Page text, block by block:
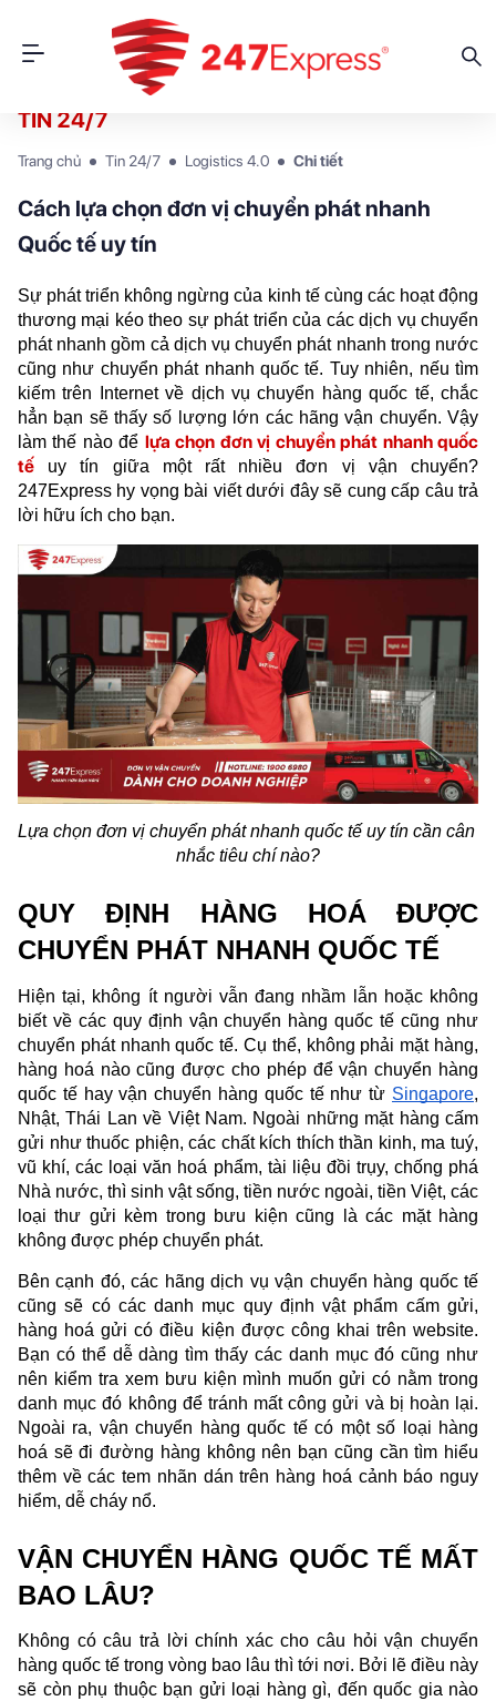
TIN 24/7
Trang chủ Tin 24/7 Logistics 4.0 Chi tiết
Cách lựa chọn đơn vị chuyển phát nhanh
Quốc tế uy tín
Sự phát triển không ngừng của kinh tế cùng các hoạt động
thương mại kéo theo sự phát triển của các dịch vụ chuyển
phát nhanh gồm cả dịch vụ chuyển phát nhanh trong nước
cũng như chuyển phát nhanh quốc tế. Tuy nhiên, nếu tìm
kiếm trên Internet về dịch vụ chuyển hàng quốc tế, chắc
hẳn bạn sẽ thấy số lượng lớn các hãng vận chuyển. Vậy
làm thế nào để lựa chọn đơn vị chuyển phát nhanh quốc
tế uy tín giữa một rất nhiều đơn vị vận chuyển?
247Express hy vọng bài viết dưới đây sẽ cung cấp câu trả
lời hữu ích cho bạn.
Lựa chọn đơn vị chuyển phát nhanh quốc tế uy tín cần cân
nhắc tiêu chí nào?
QUY ĐỊNH HÀNG HOÁ ĐƯỢC
CHUYỂN PHÁT NHANH QUỐC TẾ
Hiện tại, không ít người vẫn đang nhầm lẫn hoặc không
biết về các quy định vận chuyển hàng quốc tế cũng như
chuyển phát nhanh quốc tế. Cụ thể, không phải mặt hàng,
hàng hoá nào cũng được cho phép để vận chuyển hàng
quốc tế hay vận chuyển hàng quốc tế như từ Singapore,
Nhật, Thái Lan về Việt Nam. Ngoài những mặt hàng cấm
gửi như thuốc phiện, các chất kích thích thần kinh, ma tuý,
vũ khí, các loại văn hoá phẩm, tài liệu đồi trụy, chống phá
Nhà nước, thì sinh vật sống, tiền nước ngoài, tiền Việt, các
loại thư gửi kèm trong bưu kiện cũng là các mặt hàng
không được phép chuyển phát.
Bên cạnh đó, các hãng dịch vụ vận chuyển hàng quốc tế
cũng sẽ có các danh mục quy định vật phẩm cấm gửi,
hàng hoá gửi có điều kiện được công khai trên website.
Bạn có thể dễ dàng tìm thấy các danh mục đó cũng như
nên kiểm tra xem bưu kiện mình muốn gửi có nằm trong
danh mục đó không để tránh mất công gửi và bị hoàn lại.
Ngoài ra, vận chuyển hàng quốc tế có một số loại hàng
hoá sẽ đi đường hàng không nên bạn cũng cần tìm hiểu
thêm về các tem nhãn dán trên hàng hoá cảnh báo nguy
hiểm, dễ cháy nổ.
VẬN CHUYỂN HÀNG QUỐC TẾ MẤT
BAO LÂU?
Không có câu trả lời chính xác cho câu hỏi vận chuyển
hàng quốc tế trong vòng bao lâu thì tới nơi. Bởi lẽ điều này
sẽ còn phụ thuộc bạn gửi loại hàng gì, đến quốc gia nào